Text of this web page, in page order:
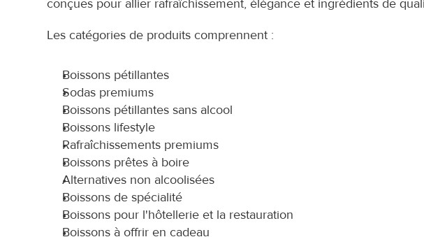
conçues pour allier rafraîchissement, élégance et ingrédients de
Les catégories de produits comprennent :
Boissons pétillantes
Sodas premiums
Boissons pétillantes sans alcool
Boissons lifestyle
Rafraîchissements premiums
Boissons prêtes à boire
Alternatives non alcoolisées
Boissons de spécialité
Boissons pour l'hôtellerie et la restauration
Boissons à offrir en cadeau